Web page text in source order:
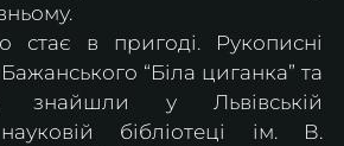
стає в пригоді. Рукописні
“Біла циганка” та
знайшли у Львівській
бібліотеці ім. В.